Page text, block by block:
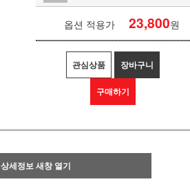
옵션 적용가 23,800원
관심상품 장바구니
구매하기
상세정보 새창 열기